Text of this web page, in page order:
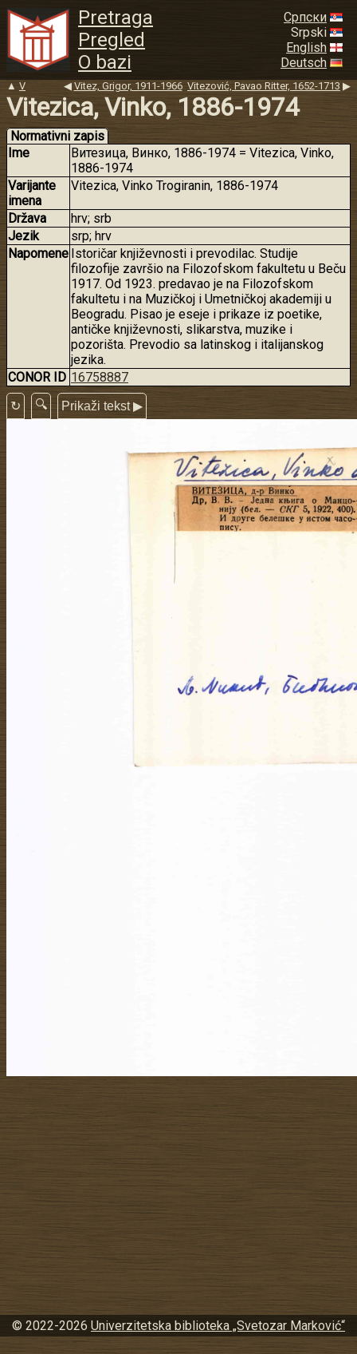
Pretraga
Pregled
O bazi
Српски
Srpski
English
Deutsch
▲ V ◀ Vitez, Grigor, 1911-1966 Vitezović, Pavao Ritter, 1652-1713 ▶
Vitezica, Vinko, 1886-1974
Normativni zapis
Ime
Витезица, Винко, 1886-1974 = Vitezica, Vinko,
1886-1974
Varijante
imena
Vitezica, Vinko Trogiranin, 1886-1974
Država
hrv; srb
Jezik
srp; hrv
Napomene Istoričar književnosti i prevodilac. Studije
filozofije završio na Filozofskom fakultetu u Beču
1917. Od 1923. predavao je na Filozofskom
fakultetu i na Muzičkoj i Umetničkoj akademiji u
Beogradu. Pisao je eseje i prikaze iz poetike,
antičke književnosti, slikarstva, muzike i
pozorišta. Prevodio sa latinskog i italijanskog
jezika.
CONOR ID 16758887
© 2022-2026 Univerzitetska biblioteka „Svetozar Marković“